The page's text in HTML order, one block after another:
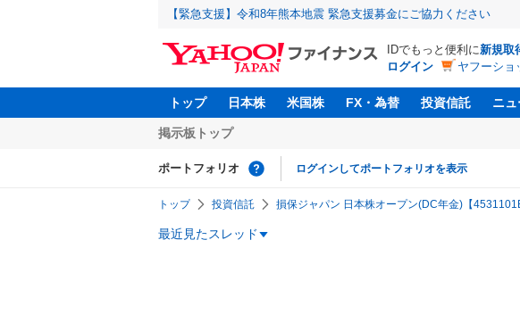
【緊急支援】令和8年熊本地震 緊急支援募金にご協力ください
IDでもっと便利に新規取
ログイン
ヤフーショ
トップ 日本株 米国株 FX・為替 投資信託 ニュ
掲示板トップ
ポートフォリオ ログインしてポートフォリオを表示
トップ 投資信託 損保ジャパン 日本株オープン(DC年金)【
最近見たスレッド